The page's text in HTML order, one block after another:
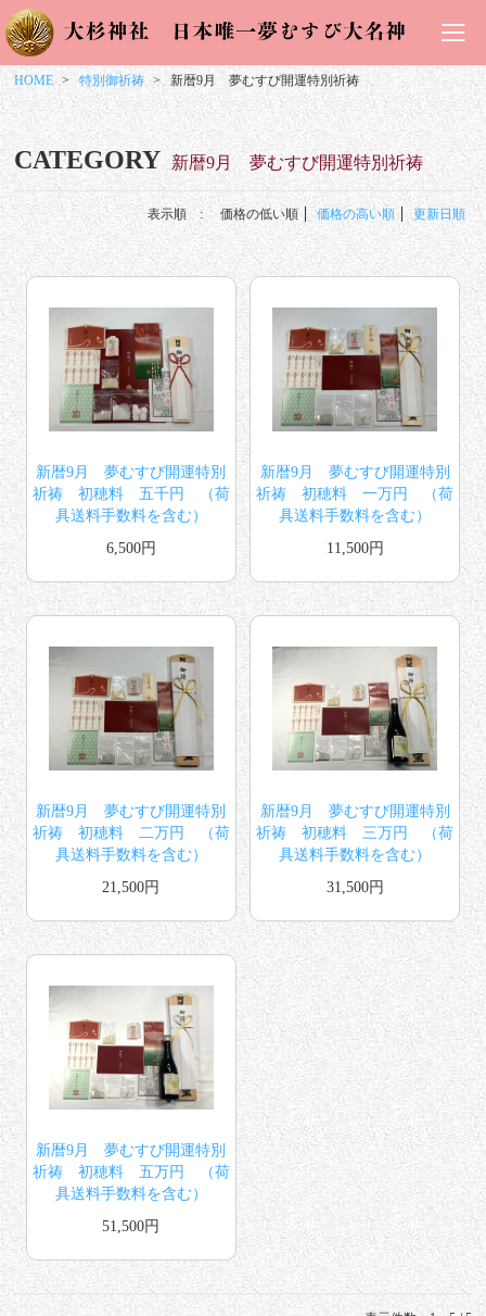
HOME 特別御祈祷 新暦9月 夢むすび開運特別祈祷
CATEGORY 新暦9月 夢むすび開運特別祈祷
表示順 : 価格の低い順 価格の高い順 更新日順
新暦9月 夢むすび開運特別
祈祷 初穂料 五千円 （荷
具送料手数料を含む）
6,500円
新暦9月 夢むすび開運特別
祈祷 初穂料 一万円 （荷
具送料手数料を含む）
11,500円
新暦9月 夢むすび開運特別
祈祷 初穂料 二万円 （荷
具送料手数料を含む）
21,500円
新暦9月 夢むすび開運特別
祈祷 初穂料 三万円 （荷
具送料手数料を含む）
31,500円
新暦9月 夢むすび開運特別
祈祷 初穂料 五万円 （荷
具送料手数料を含む）
51,500円